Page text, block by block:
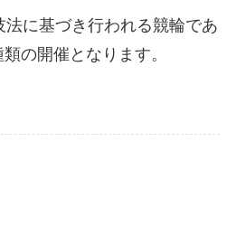
に基づき行われる競輪であ
の開催となります。